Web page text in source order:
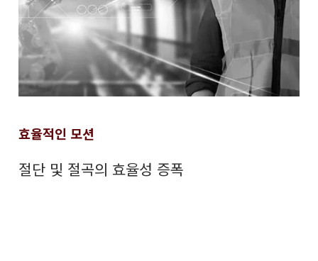
효율적인 모션
절단 및 절곡의 효율성 증폭